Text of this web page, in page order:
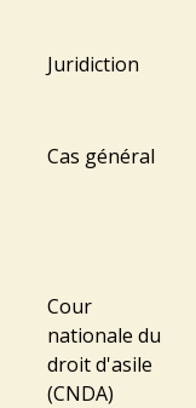
Juridiction
Cas général
Cour
nationale du
droit d'asile
(CNDA)